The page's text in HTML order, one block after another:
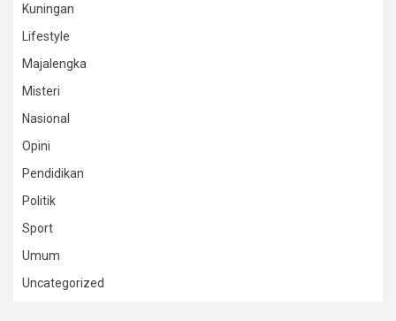
Kuningan
Lifestyle
Majalengka
Misteri
Nasional
Opini
Pendidikan
Politik
Sport
Umum
Uncategorized